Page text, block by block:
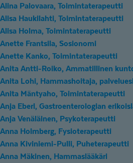
Alina Palovaara, Toimintaterapeutti
Alisa Haukilahti, Toimintaterapeutti
Alisa Holma, Toimintaterapeutti
Anette Frantsila, Sosionomi
Anette Kanko, Toimintaterapeutti
Anita Antti-Roiko, Ammatillinen
Anita Lohi, Hammashoitaja,
Anita Mäntyaho, Toimintaterapeutti
Anja Eberl, Gastroenterologian
Anja Venäläinen, Psykoterapeutti
Anna Holmberg, Fysioterapeutti
Anna Kiviniemi-Pulli, Puheterapeutti
Anna Mäkinen, Hammaslääkäri